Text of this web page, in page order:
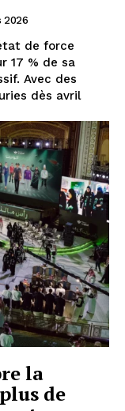
2026
de force
17 % de sa
Avec des
dès avril
la
de